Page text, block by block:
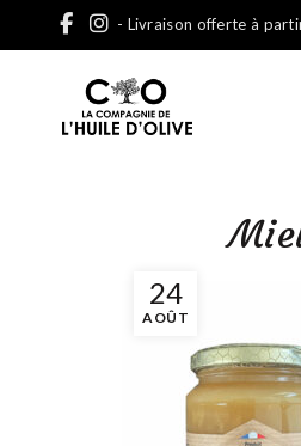
- Livraison offerte à
24
AOÛT